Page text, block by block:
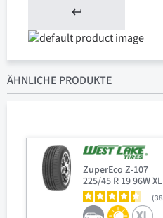
ÄHNLICHE PRODUKTE
ZuperEco Z-107
225/45 R 19 96W XL
38